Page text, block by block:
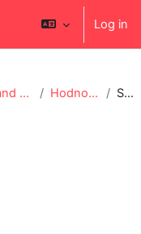
Log in
Research and Testing Centre CU (RTC) Hodnotitel mluvení B1 Summary